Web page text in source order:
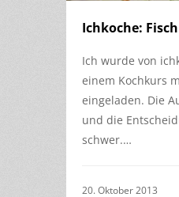
Ichkoche: Fisch
Ich wurde von
einem Kochkurs
eingeladen. Die
und die
schwer.…
20. Oktober 2013